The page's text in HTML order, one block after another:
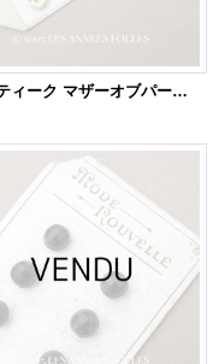
アンティーク マザーオブパール製 極小 ボタン 6mm 12ピース エクリュ シェルボタン